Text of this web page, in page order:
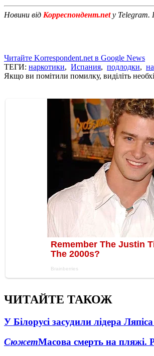
Новини від Корреспондент.netу Telegram.
Читайте Korrespondent.net в Google News
ТЕГИ: наркотики, Испания, подлодки,
Якщо ви помітили помилку, виділіть
ЧИТАЙТЕ ТАКОЖ
У Білорусі засудили лідера
СюжетМасова смерть на пляжі.